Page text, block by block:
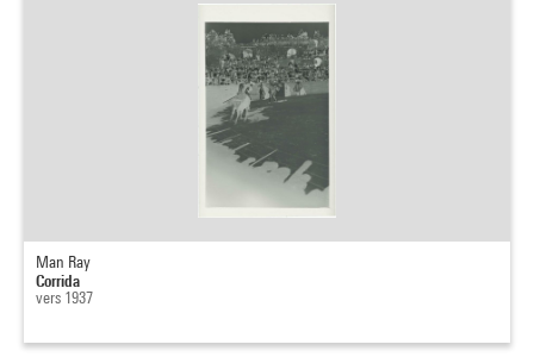
Man Ray
Corrida
vers 1937